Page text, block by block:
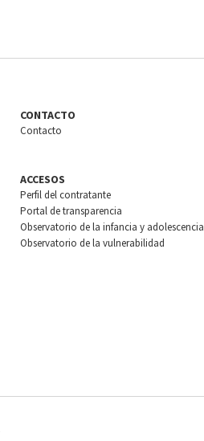
CONTACTO
Contacto
ACCESOS
Perfil del contratante
Portal de transparencia
Observatorio de la infancia y adolescencia
Observatorio de la vulnerabilidad